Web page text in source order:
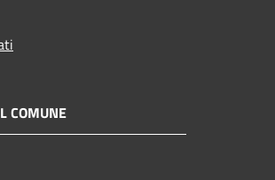
COMUNE